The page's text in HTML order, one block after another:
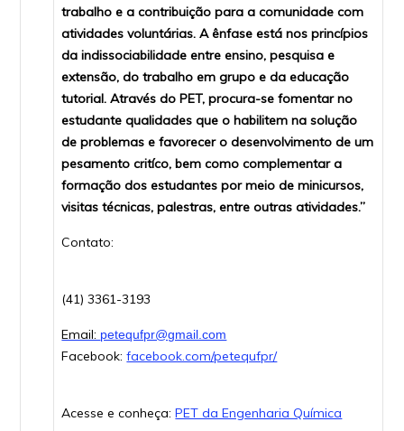
trabalho e a contribuição para a comunidade com
atividades voluntárias. A ênfase está nos princípios
da indissociabilidade entre ensino, pesquisa e
extensão, do trabalho em grupo e da educação
tutorial. Através do PET, procura-se fomentar no
estudante qualidades que o habilitem na solução
de problemas e favorecer o desenvolvimento de um
pesamento critíco, bem como complementar a
formação dos estudantes por meio de minicursos,
visitas técnicas, palestras, entre outras atividades.”
Contato:
(41) 3361-3193
Email: petequfpr@gmail.com
Facebook:facebook.com/petequfpr/
Acesse e conheça:PET da Engenharia Química